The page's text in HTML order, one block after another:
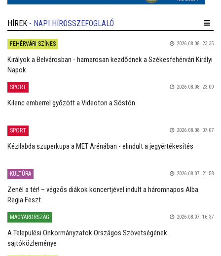
HÍREK - NAPI HÍRÖSSZEFOGLALÓ
FEHÉRVÁRI SZÍNES 2026.08.08. 23:35
Királyok a Belvárosban - hamarosan kezdődnek a Székesfehérvári Királyi
Napok
SPORT 2026.08.08. 23:00
Kilenc emberrel győzött a Videoton a Sóstón
SPORT 2026.08.08. 07:07
Kézilabda szuperkupa a MET Arénában - elindult a jegyértékesítés
KULTÚRA 2026.08.07. 21:58
Zenél a tér! – végzős diákok koncertjével indult a háromnapos Alba
Regia Feszt
MAGYARORSZÁG 2026.08.07. 16:37
A Települési Önkormányzatok Országos Szövetségének
sajtóközleménye